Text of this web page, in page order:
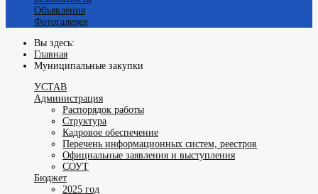
Объявления
Фотогалерея
Вы здесь:
Главная
Муниципальные закупки
УСТАВ
Администрация
Распорядок работы
Структура
Кадровое обеспечение
Перечень информационных систем, реестров
Официальные заявления и выступления
СОУТ
Бюджет
2025 год